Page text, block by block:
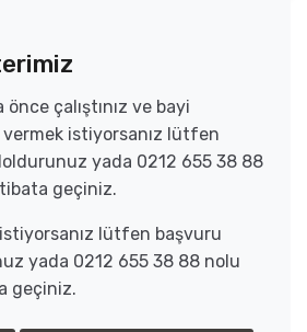
çalıştınız ve bayi
istiyorsanız lütfen
yada 0212 655 38 88
geçiniz.
lütfen başvuru
yada 0212 655 38 88 nolu
geçiniz.